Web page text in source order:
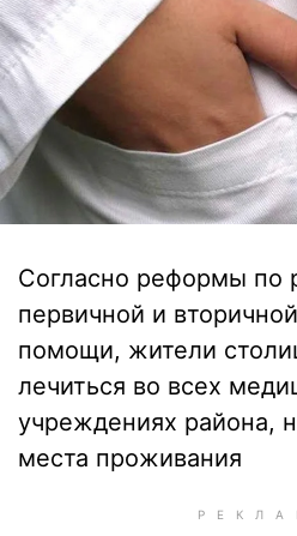
Согласно реформы по
первичной и
помощи, жители
лечиться во всех
учреждениях района,
места проживания